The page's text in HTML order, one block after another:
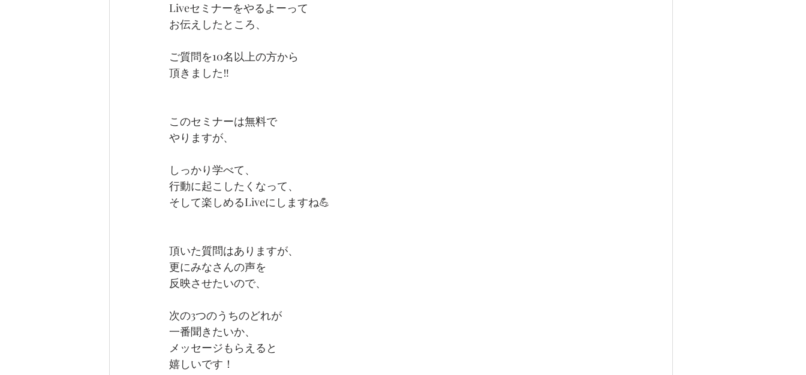
Liveセミナーをやるよーって
お伝えしたところ、
ご質問を10名以上の方から
頂きました‼️
このセミナーは無料で
やりますが、
しっかり学べて、
行動に起こしたくなって、
そして楽しめるLiveにしますね💪
頂いた質問はありますが、
更にみなさんの声を
反映させたいので、
次の3つのうちのどれが
一番聞きたいか、
メッセージもらえると
嬉しいです！